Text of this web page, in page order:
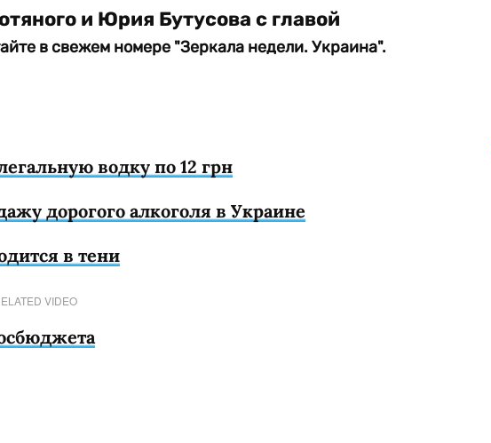
и Юрия Бутусова с главой
в свежем номере "Зеркала недели. Украина".
водку по 12 грн
дорогого алкоголя в Украине
в тени
VIDEO